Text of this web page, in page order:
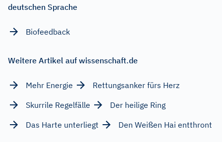
deutschen Sprache
Biofeedback
Weitere Artikel auf wissenschaft.de
Mehr Energie
Rettungsanker fürs Herz
Skurrile Regelfälle
Der heilige Ring
Das Harte unterliegt
Den Weißen Hai entthront